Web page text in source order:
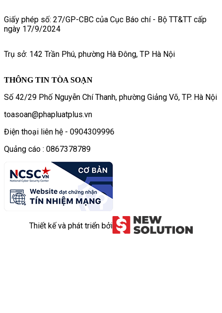
Giấy phép số: 27/GP-CBC của Cục Báo chí - Bộ TT&TT cấp
ngày 17/9/2024
Trụ sở: 142 Trần Phú, phường Hà Đông, TP Hà Nội
THÔNG TIN TÒA SOẠN
Số 42/29 Phố Nguyễn Chí Thanh, phường Giảng Võ, TP. Hà Nội
toasoan@phapluatplus.vn
Điện thoại liên hệ - 0904309996
Quảng cáo : 0867378789
Thiết kế và phát triển bởi